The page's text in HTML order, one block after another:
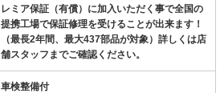
レミア保証（有償）に加入いただく事で全国の
提携工場で保証修理を受けることが出来ます！
（最長2年間、最大437部品が対象）詳しくは店
舗スタッフまでご確認ください。
車検整備付